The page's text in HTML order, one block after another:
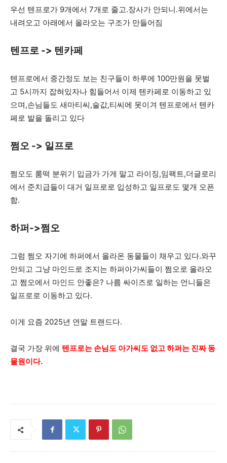
우선 텐프로가 9개에서 7개로 줄고.장사가 안되니.위에서는
내려오고 아래에서 올라오는 구조가 만들어짐
텐프로 -> 텐카페
텐프로에서 중간정도 보는 친구들이 하루에 100만원을 못벌
고 5시까지 잡혀있자나 힘들어서 이제 텐카페로 이동하고 있
으며,손님들도 새마티씨,술값,티씨에 못이겨 텐프로에서 텐카
페로 발을 돌리고 있다
쩜오 -> 일프로
쩜오도 룸떡 분위기 입금가 가게 말고 라이징,임팩트,더글로리
에서 준치급들이 대거 일프로로 입성하고 일프로도 몇개 오픈
함.
하퍼->쩜오
그럼 쩜오 자기에 하퍼에서 올라온 동물들이 채우고 있다.와꾸
안되고 그냥 마인드로 조지는 하퍼아가씨들이 쩜오로 올라오
고 쩜오에서 마인드 안좋은? 나름 싸이즈로 일하는 언니들은
일프로로 이동하고 있다.
이게 요즘 2025년 연말 트랜드다.
결국 가장 위에 텐프로는 손님도 아가씨도 없고 하퍼는 진짜 동
물원이다.